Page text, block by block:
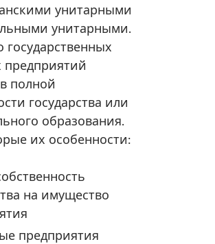
унитарными
унитарными.
предприятий
полной
государства или
образования.
их особенности:
на имущество
предприятия